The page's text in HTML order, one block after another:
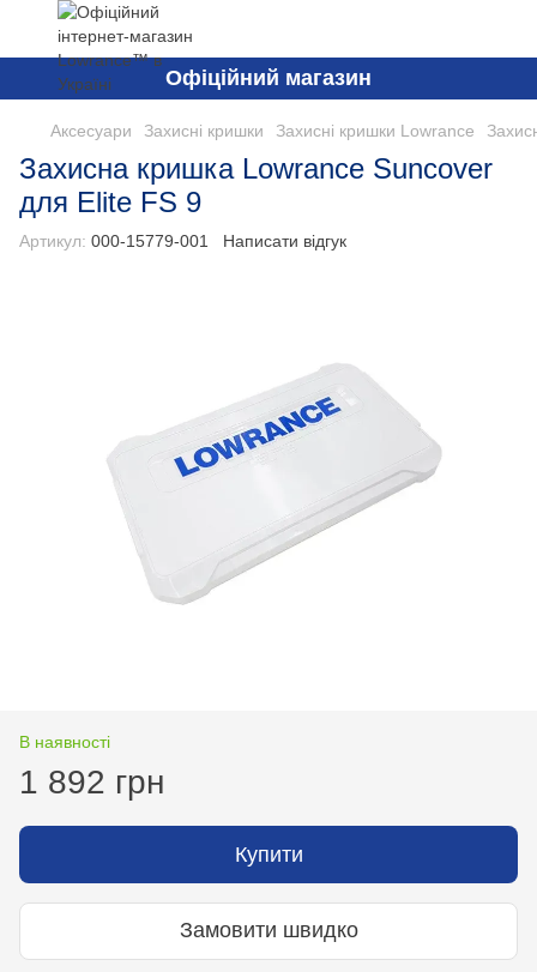
Офіційний магазин
Аксесуари Захисні кришки Захисні кришки Lowrance
Захисна кришка Lowrance Suncover
для Elite FS 9
Артикул: 000-15779-001 Написати відгук
В наявності
1 892 грн
Купити
Замовити швидко